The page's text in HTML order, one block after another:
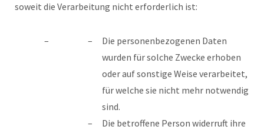
soweit die Verarbeitung nicht erforderlich ist:
Die personenbezogenen Daten
wurden für solche Zwecke erhoben
oder auf sonstige Weise verarbeitet,
für welche sie nicht mehr notwendig
sind.
Die betroffene Person widerruft ihre